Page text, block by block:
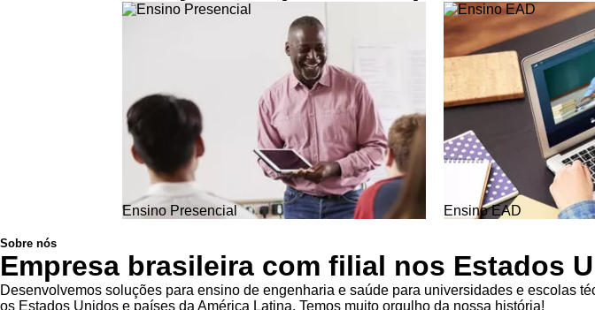
Ensino Presencial Ensino EAD
Sobre nós
Empresa brasileira com filial nos Estados
Desenvolvemos soluções para ensino de engenharia e saúde para universidades e escolas
os Estados Unidos e países da América Latina. Temos muito orgulho da nossa história!